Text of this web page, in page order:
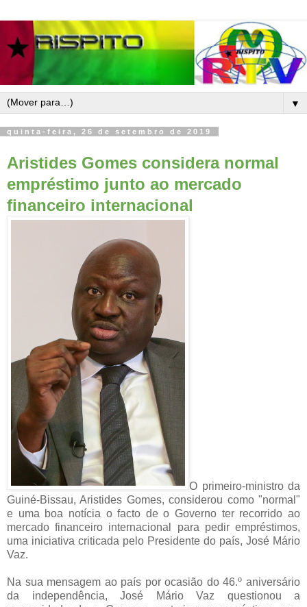
▼
quinta-feira, 26 de setembro de 2019
Aristides Gomes considera normal
empréstimo junto ao mercado
financeiro internacional
O primeiro-ministro da
Guiné-Bissau, Aristides Gomes, considerou como "normal"
e uma boa notícia o facto de o Governo ter recorrido ao
mercado financeiro internacional para pedir empréstimos,
uma iniciativa criticada pelo Presidente do país, José Mário
Vaz.
Na sua mensagem ao país por ocasião do 46.º aniversário
da independência, José Mário Vaz questionou a